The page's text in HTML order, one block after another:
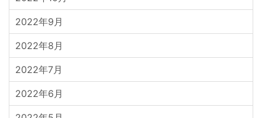
2022年9月
2022年8月
2022年7月
2022年6月